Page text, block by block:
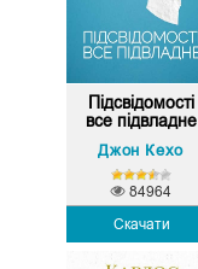
Підсвідомості
все підвладне
Джон Кехо
Скачати
84964